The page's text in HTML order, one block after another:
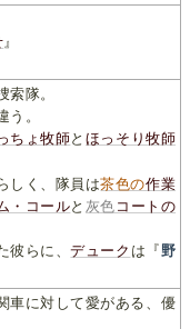
』
索隊。
う。
ちょ牧師と ほっそり牧師
しく、隊員は茶色の作業
・コールと 灰色 コートの
彼らに、デューク は『 野
車に対して愛がある、優